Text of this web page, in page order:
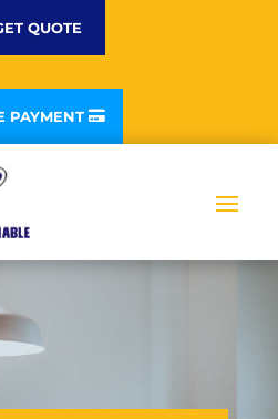
QUOTE
PAYMENT